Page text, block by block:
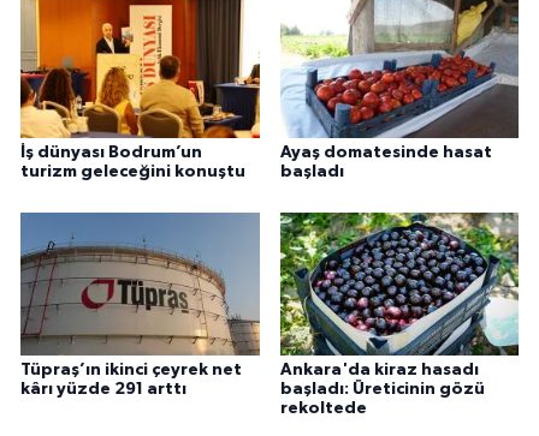
İş dünyası Bodrum’un
turizm geleceğini konuştu
Ayaş domatesinde hasat
başladı
Tüpraş’ın ikinci çeyrek net
kârı yüzde 291 arttı
Ankara'da kiraz hasadı
başladı: Üreticinin gözü
rekoltede